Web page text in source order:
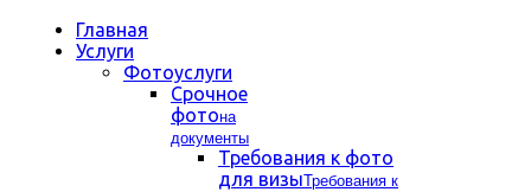
Главная
Услуги
Фотоуслуги
Срочное
фотона
документы
Требования к фото
для визыТребования к